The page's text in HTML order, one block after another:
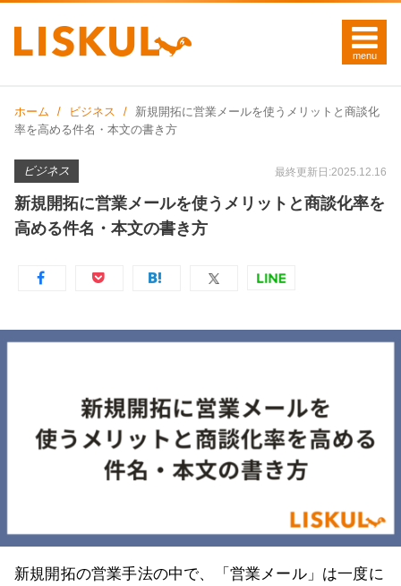
ホーム ビジネス
新規開拓に営業メールを使うメリットと商談化
率を高める件名・本文の書き方
ビジネス 最終更新日:2025.12.16
新規開拓に営業メールを使うメリットと商談化率を
高める件名・本文の書き方
新規開拓の営業手法の中で、「営業メール」は一度に